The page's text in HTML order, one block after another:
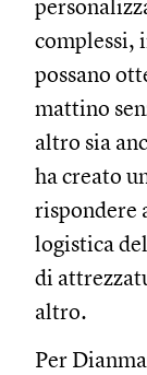
complessi,
possano
mattino
altro sia
ha creato
rispondere
logistica
di
altro.
Per